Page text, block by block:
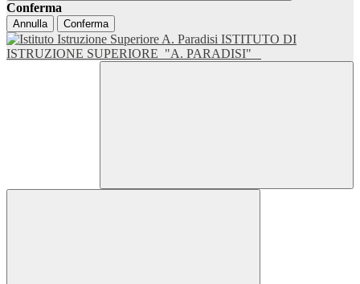
Conferma
Annulla Conferma
ISTITUTO DI
ISTRUZIONE SUPERIORE "A. PARADISI"